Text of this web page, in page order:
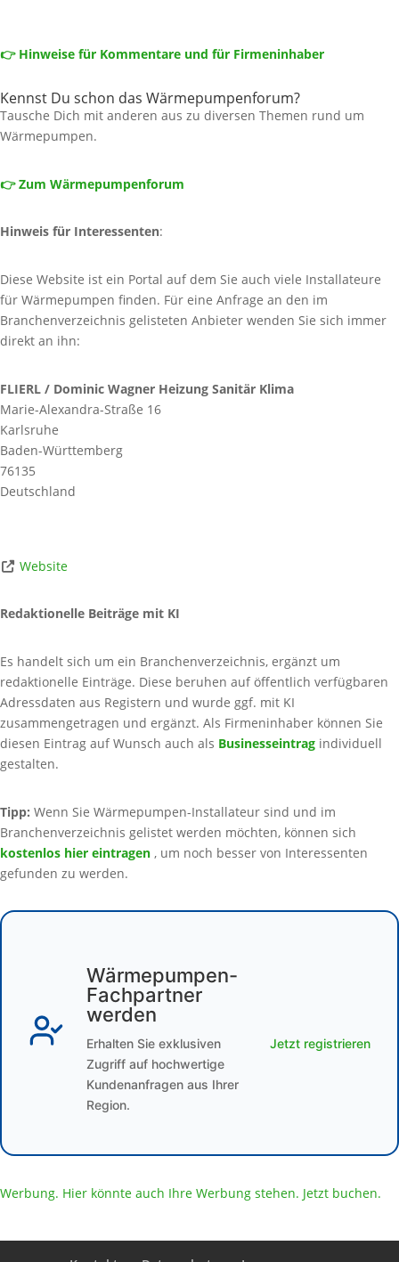
👉 Hinweise für Kommentare und für Firmeninhaber
Kennst Du schon das Wärmepumpenforum?
Tausche Dich mit anderen aus zu diversen Themen rund um
Wärmepumpen.
👉 Zum Wärmepumpenforum
Hinweis für Interessenten:
Diese Website ist ein Portal auf dem Sie auch viele Installateure
für Wärmepumpen finden. Für eine Anfrage an den im
Branchenverzeichnis gelisteten Anbieter wenden Sie sich immer
direkt an ihn:
FLIERL / Dominic Wagner Heizung Sanitär Klima
Marie-Alexandra-Straße 16
Karlsruhe
Baden-Württemberg
76135
Deutschland
Website
Redaktionelle Beiträge mit KI
Es handelt sich um ein Branchenverzeichnis, ergänzt um
redaktionelle Einträge. Diese beruhen auf öffentlich verfügbaren
Adressdaten aus Registern und wurde ggf. mit KI
zusammengetragen und ergänzt. Als Firmeninhaber können Sie
diesen Eintrag auf Wunsch auch als Businesseintrag individuell
gestalten.
Tipp: Wenn Sie Wärmepumpen-Installateur sind und im
Branchenverzeichnis gelistet werden möchten, können sich
kostenlos hier eintragen , um noch besser von Interessenten
gefunden zu werden.
Wärmepumpen-
Fachpartner
werden
Erhalten Sie exklusiven
Zugriff auf hochwertige
Kundenanfragen aus Ihrer
Region.
Jetzt registrieren
Werbung. Hier könnte auch Ihre Werbung stehen. Jetzt buchen.